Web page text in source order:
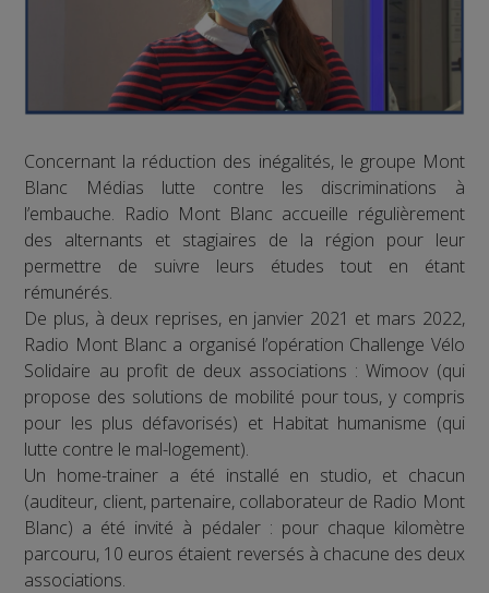
Concernant la réduction des inégalités, le groupe Mont
Blanc Médias lutte contre les discriminations à
l’embauche. Radio Mont Blanc accueille régulièrement
des alternants et stagiaires de la région pour leur
permettre de suivre leurs études tout en étant
rémunérés.
De plus, à deux reprises, en janvier 2021 et mars 2022,
Radio Mont Blanc a organisé l’opération Challenge Vélo
Solidaire au profit de deux associations : Wimoov (qui
propose des solutions de mobilité pour tous, y compris
pour les plus défavorisés) et Habitat humanisme (qui
lutte contre le mal-logement).
Un home-trainer a été installé en studio, et chacun
(auditeur, client, partenaire, collaborateur de Radio Mont
Blanc) a été invité à pédaler : pour chaque kilomètre
parcouru, 10 euros étaient reversés à chacune des deux
associations.